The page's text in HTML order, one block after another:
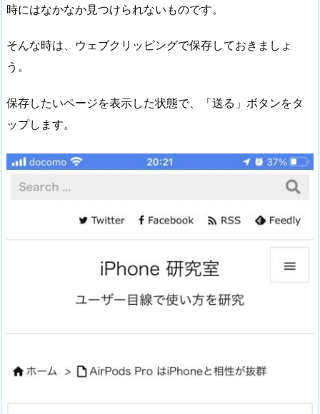
時にはなかなか見つけられないものです。
そんな時は、ウェブクリッピングで保存しておきましょ
う。
保存したいページを表示した状態で、「送る」ボタンをタ
ップします。